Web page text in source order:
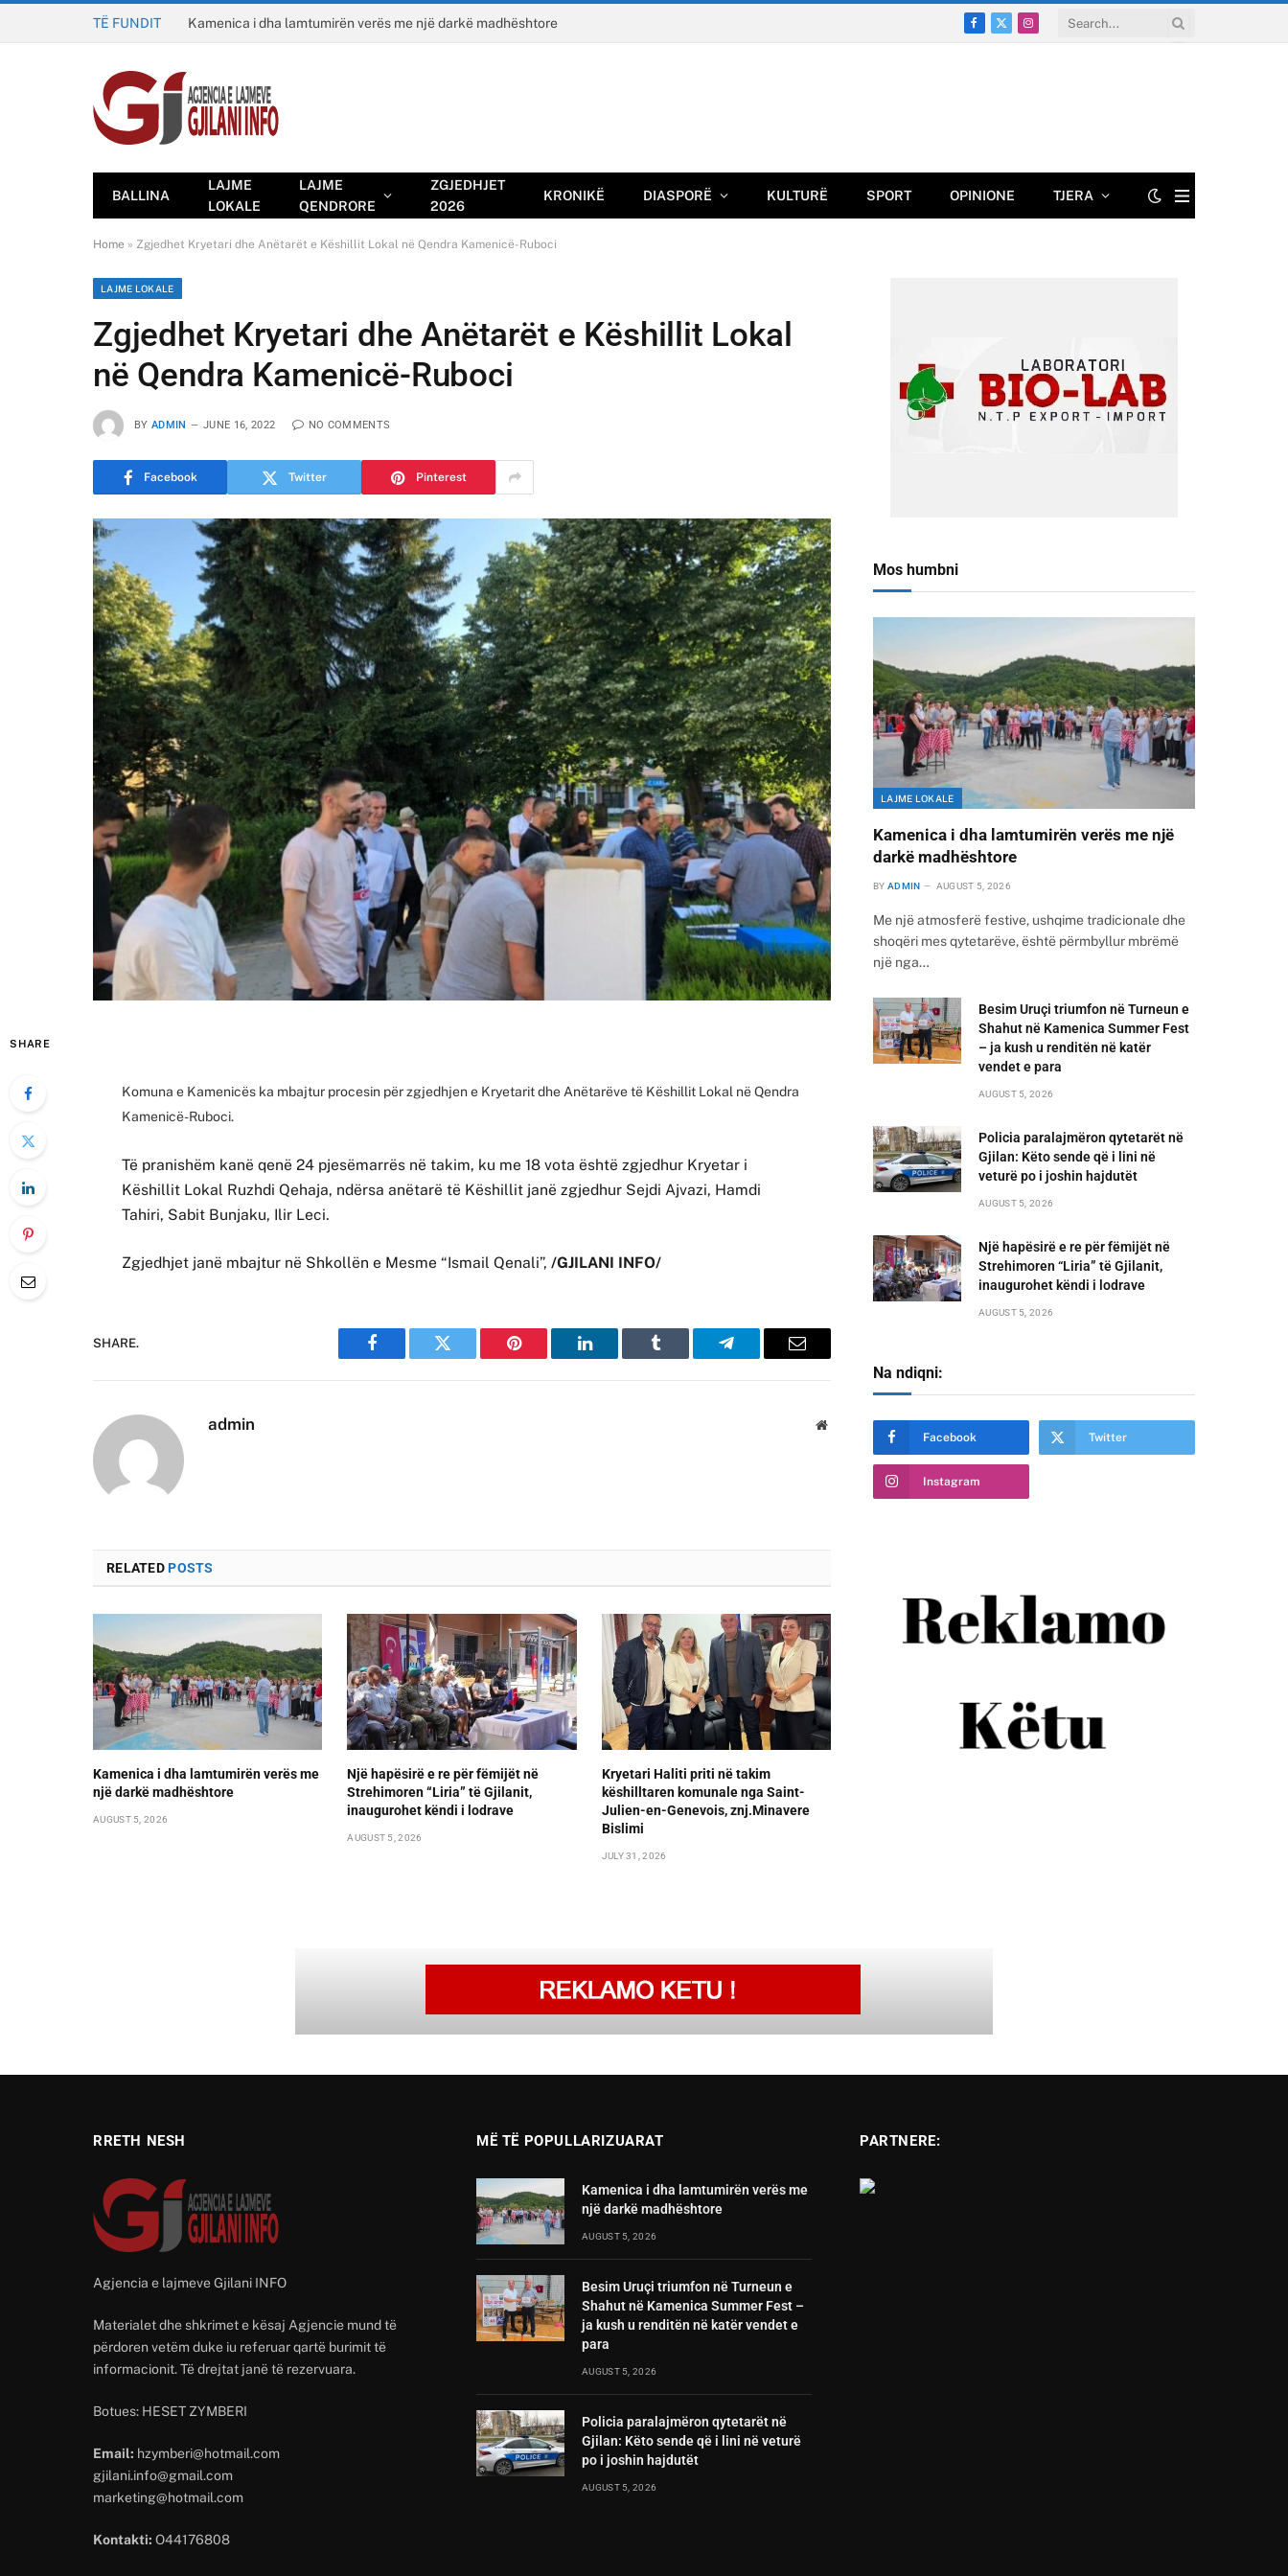
TË FUNDIT Kamenica i dha lamtumirën verës me një darkë madhështore
Facebook
X
Instagram
BALLINA
LAJME
LOKALE
LAJME
QENDRORE
ZGJEDHJET
2026
KRONIKË DIASPORË KULTURË SPORT OPINIONE TJERA
Home » Zgjedhet Kryetari dhe Anëtarët e Këshillit Lokal në Qendra Kamenicë-Ruboci
LAJME LOKALE
Zgjedhet Kryetari dhe Anëtarët e Këshillit Lokal
në Qendra Kamenicë-Ruboci
BY ADMIN JUNE 16, 2022 NO COMMENTS
Facebook Twitter Pinterest
SHARE
Komuna e Kamenicës ka mbajtur procesin për zgjedhjen e Kryetarit dhe Anëtarëve të Këshillit Lokal në Qendra
Kamenicë-Ruboci.
Të pranishëm kanë qenë 24 pjesëmarrës në takim, ku me 18 vota është zgjedhur Kryetar i
Këshillit Lokal Ruzhdi Qehaja, ndërsa anëtarë të Këshillit janë zgjedhur Sejdi Ajvazi, Hamdi
Tahiri, Sabit Bunjaku, Ilir Leci.
Zgjedhjet janë mbajtur në Shkollën e Mesme “Ismail Qenali”,/GJILANI INFO/
SHARE.
Facebook Twitter Pinterest LinkedIn Tumblr Telegram Email
admin Website
RELATEDPOSTS
Kamenica i dha lamtumirën verës me
një darkë madhështore
AUGUST 5, 2026
Një hapësirë e re për fëmijët në
Strehimoren “Liria” të Gjilanit,
inaugurohet këndi i lodrave
AUGUST 5, 2026
Kryetari Haliti priti në takim
këshilltaren komunale nga Saint-
Julien-en-Genevois, znj.Minavere
Bislimi
JULY 31, 2026
Mos humbni
LAJME LOKALE
Kamenica i dha lamtumirën verës me një
darkë madhështore
BY ADMIN AUGUST 5, 2026
Me një atmosferë festive, ushqime tradicionale dhe
shoqëri mes qytetarëve, është përmbyllur mbrëmë
një nga…
Besim Uruçi triumfon në Turneun e
Shahut në Kamenica Summer Fest
– ja kush u renditën në katër
vendet e para
AUGUST 5, 2026
Policia paralajmëron qytetarët në
Gjilan: Këto sende që i lini në
veturë po i joshin hajdutët
AUGUST 5, 2026
Një hapësirë e re për fëmijët në
Strehimoren “Liria” të Gjilanit,
inaugurohet këndi i lodrave
AUGUST 5, 2026
Na ndiqni:
Facebook Twitter
Instagram
RRETH NESH
Agjencia e lajmeve Gjilani INFO
Materialet dhe shkrimet e kësaj Agjencie mund të
përdoren vetëm duke iu referuar qartë burimit të
informacionit. Të drejtat janë të rezervuara.
Botues: HESET ZYMBERI
Email: hzymberi@hotmail.com
gjilani.info@gmail.com
marketing@hotmail.com
Kontakti: O44176808
MË TË POPULLARIZUARAT
Kamenica i dha lamtumirën verës me
një darkë madhështore
AUGUST 5, 2026
Besim Uruçi triumfon në Turneun e
Shahut në Kamenica Summer Fest –
ja kush u renditën në katër vendet e
para
AUGUST 5, 2026
Policia paralajmëron qytetarët në
Gjilan: Këto sende që i lini në veturë
po i joshin hajdutët
AUGUST 5, 2026
PARTNERE: